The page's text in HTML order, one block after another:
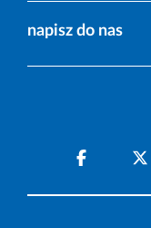
napisz do nas